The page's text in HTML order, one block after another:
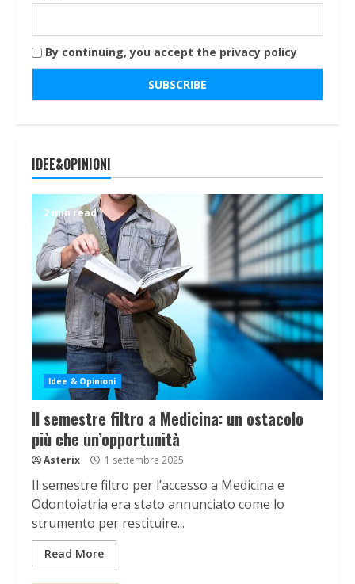
By continuing, you accept the privacy policy
IDEE&OPINIONI
2 min read
Idee & Opinioni
Il semestre filtro a Medicina: un ostacolo
più che un’opportunità
Asterix 1 settembre 2025
Il semestre filtro per l’accesso a Medicina e
Odontoiatria era stato annunciato come lo
strumento per restituire...
Read More